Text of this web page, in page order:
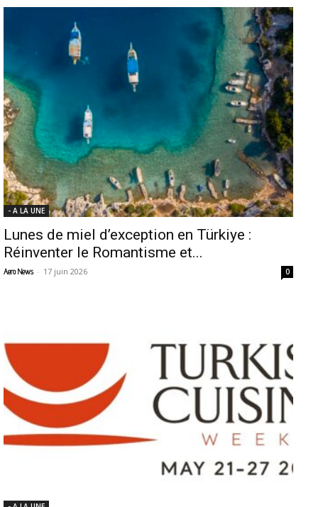
- A LA UNE
Lunes de miel d’exception en Türkiye :
Réinventer le Romantisme et...
Aero News - 17 juin 2026 0